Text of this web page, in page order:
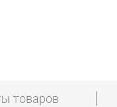
товаров